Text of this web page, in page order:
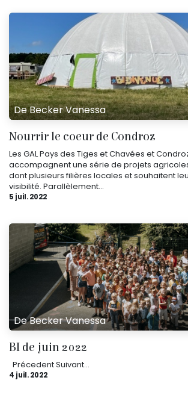
De Becker Vanessa
Nourrir le coeur de Condroz
Les GAL Pays des Tiges et Chavées et
accompagnent une série de projets
dont plusieurs filières locales et souhaitent
visibilité. Parallèlement...
5 juil. 2022
De Becker Vanessa
BI de juin 2022
​ ​ Précedent Suivant...
4 juil. 2022